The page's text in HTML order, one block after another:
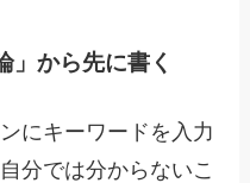
から先に書く
にキーワードを入力
分では分からないこ